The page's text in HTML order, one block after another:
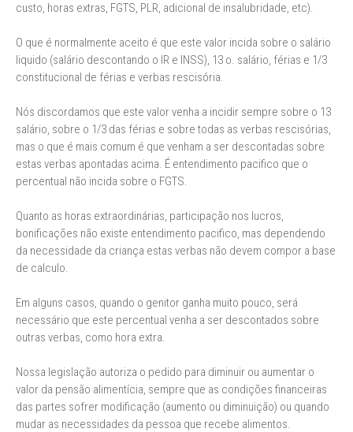
custo, horas extras, FGTS, PLR, adicional de insalubridade, etc).
O que é normalmente aceito é que este valor incida sobre o salário
liquido (salário descontando o IR e INSS), 13 o. salário, férias e 1/3
constitucional de férias e verbas rescisória.
Nós discordamos que este valor venha a incidir sempre sobre o 13
salário, sobre o 1/3 das férias e sobre todas as verbas rescisórias,
mas o que é mais comum é que venham a ser descontadas sobre
estas verbas apontadas acima. É entendimento pacifico que o
percentual não incida sobre o FGTS.
Quanto as horas extraordinárias, participação nos lucros,
bonificações não existe entendimento pacifico, mas dependendo
da necessidade da criança estas verbas não devem compor a base
de calculo.
Em alguns casos, quando o genitor ganha muito pouco, será
necessário que este percentual venha a ser descontados sobre
outras verbas, como hora extra.
Nossa legislação autoriza o pedido para diminuir ou aumentar o
valor da pensão alimentícia, sempre que as condições financeiras
das partes sofrer modificação (aumento ou diminuição) ou quando
mudar as necessidades da pessoa que recebe alimentos.